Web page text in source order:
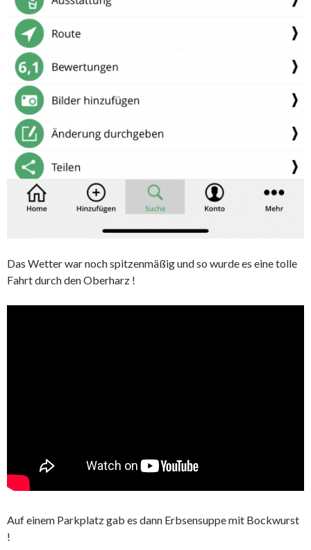
Das Wetter war noch spitzenmäßig und so wurde es eine tolle
Fahrt durch den Oberharz !
Auf einem Parkplatz gab es dann Erbsensuppe mit Bockwurst
!